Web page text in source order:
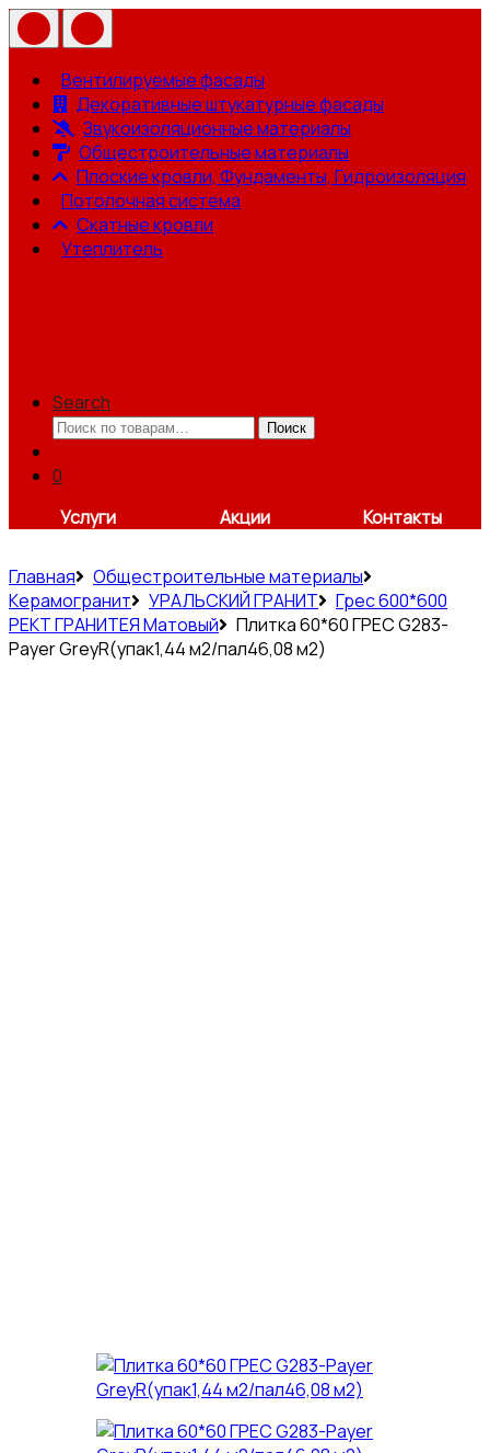
Вентилируемые фасады
Декоративные штукатурные фасады
Звукоизоляционные материалы
Общестроительные материалы
Плоские кровли, Фундаменты, Гидроизоляция
Потолочная система
Скатные кровли
Утеплитель
Search
Искать:
Поиск
0
Услуги
Акции Контакты
Главная
Общестроительные материалы
Керамогранит
УРАЛЬСКИЙ ГРАНИТ
Грес 600*600
РЕКТ ГРАНИТЕЯ Матовый
Плитка 60*60 ГРЕС G283-
Payer GreyR(упак1,44 м2/пал46,08 м2)